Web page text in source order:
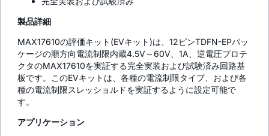
製品詳細
MAX17610の評価キット(EVキット)は、12ピンTDFN-EPパッ
ケージの順方向電流制限内蔵4.5V～60V、1A、逆電圧プロテ
クタのMAX17610を実証する完全実装および試験済み回路基
板です。このEVキットは、各種の電流制限タイプ、および各
種の電流制限スレッショルドを実証するように設定可能で
す。
アプリケーション